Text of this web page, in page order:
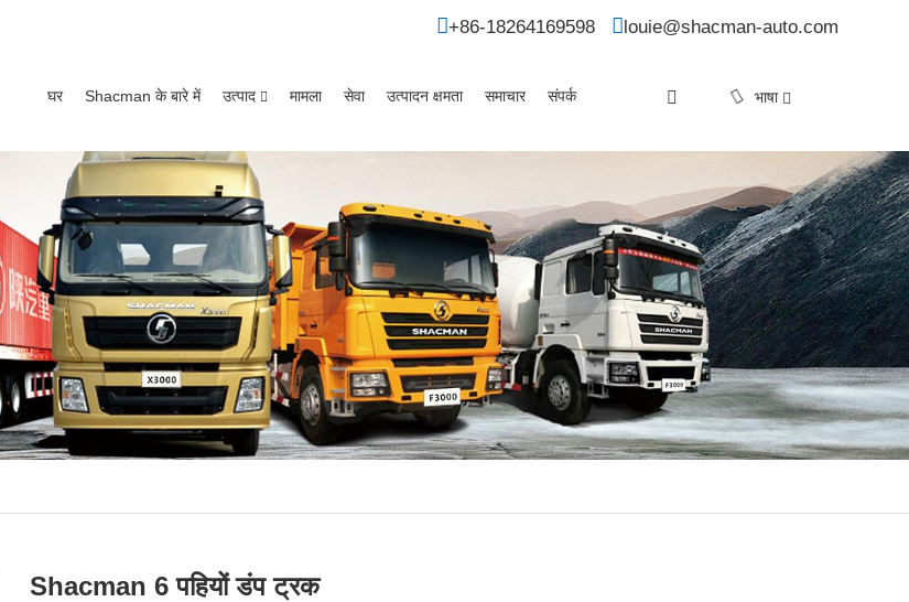
+86-18264169598 louie@shacman-auto.com
घर Shacman के बारे में उत्पाद मामला सेवा उत्पादन क्षमता समाचार संपर्क भाषा
Shacman 6 पहियों डंप ट्रक